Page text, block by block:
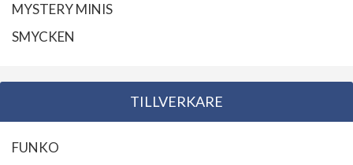
MYSTERY MINIS
SMYCKEN
TILLVERKARE
FUNKO